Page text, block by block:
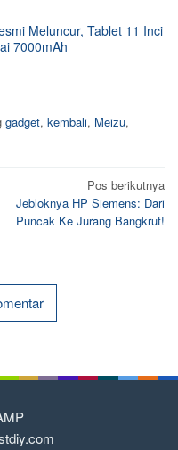
Meluncur, Tablet 11 Inci
7000mAh
gadget, kembali, Meizu,
Pos berikutnya
Jebloknya HP Siemens: Dari
Puncak Ke Jurang Bangkrut!